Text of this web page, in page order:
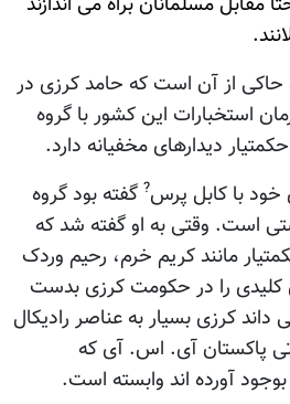
حاکی از آن است که حامد کرزی در
استخبارات این کشور با گروه
دیدارهای مخفیانه دارد.
خود با کابل پرس? گفته بود گروه
است. وقتی به او گفته شد که
مانند کریم خرم، رحیم وردک
را در حکومت کرزی بدست
کرزی بسیار به عناصر رادیکال
پاکستان آی. اس. آی که